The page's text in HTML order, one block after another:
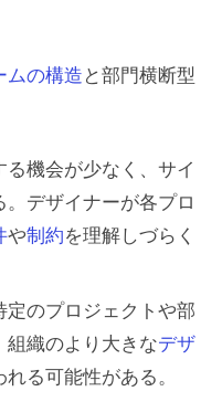
ムの構造 と部門横断型
機会が少なく、 サイ
デザイナーが各プロ
や制約を理解しづらく
定のプロジェクトや部
組織のより大きなデザ
れる可能性がある。